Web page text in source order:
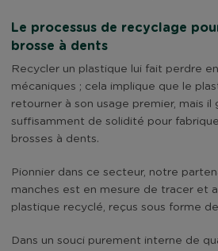
Le processus de recyclage
brosse à dents
Recycler un plastique lui fait perdre
mécaniques ; cela implique que le
retourner à son usage premier, mais il
suffisamment de solidité pour
brosses à dents.
Pionnier dans ce secteur, notre
manches est en mesure de tracer et
plastique recyclé, reçus sous forme
Dans un souci purement interne de